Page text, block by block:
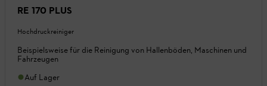
RE 170 PLUS
Hochdruckreiniger
Beispielsweise für die Reinigung von Hallenböden, Maschinen und
Fahrzeugen
Auf Lager